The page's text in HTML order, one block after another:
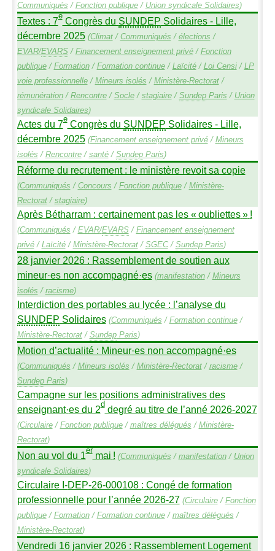
Communiqués / Fonction publique/ Union syndicale Solidaires)
Textes : 7eCongrès du SUNDEP Solidaires - Lille,
décembre 2025 (Climat/ Communiqués / élections /
EVAR/EVARS/ Financement enseignement privé/ Fonction
publique/ Formation/ Formation continue/ Laïcité/ Loi Censi/ LP
voie professionnelle/ Mineurs isolés / Ministère-Rectorat/
rémunération/ Rencontre/ Socle/ stagiaire/ SundepParis / Union
syndicale Solidaires)
Actes du 7eCongrès du SUNDEP Solidaires - Lille,
décembre 2025 (Financement enseignement privé/ Mineurs
isolés / Rencontre/ santé/ SundepParis)
Réforme du recrutement : le ministère revoit sa copie
(Communiqués / Concours / Fonction publique/ Ministère-
Rectorat/ stagiaire)
Après Bétharram : certainement pas les «oubliettes» !
(Communiqués / EVAR/EVARS/ Financement enseignement
privé/ Laïcité/ Ministère-Rectorat/ SGEC/ SundepParis)
28 janvier 2026 : Rassemblement de soutien aux
mineur·es non accompagné·es (manifestation/ Mineurs
isolés / racisme)
Interdiction des portables au lycée : l’analyse du
SUNDEP Solidaires (Communiqués / Formation continue/
Ministère-Rectorat/ SundepParis)
Motion d’actualité : Mineur·es non accompagné·es
(Communiqués / Mineurs isolés / Ministère-Rectorat/ racisme/
SundepParis)
Campagne sur les positions administratives des
enseignant·es du 2ddegré au titre de l’anné 2026-2027
(Circulaire/ Fonction publique/ maîtres délégués / Ministère-
Rectorat)
Non au vol du 1ermai ! (Communiqués / manifestation/ Union
syndicale Solidaires)
Circulaire I-DEP-26-000108 : Congé de formation
professionnelle pour l’année 2026-27 (Circulaire/ Fonction
publique/ Formation/ Formation continue/ maîtres délégués /
Ministère-Rectorat)
Vendredi 16 janvier 2026 : Rassemblement Logement